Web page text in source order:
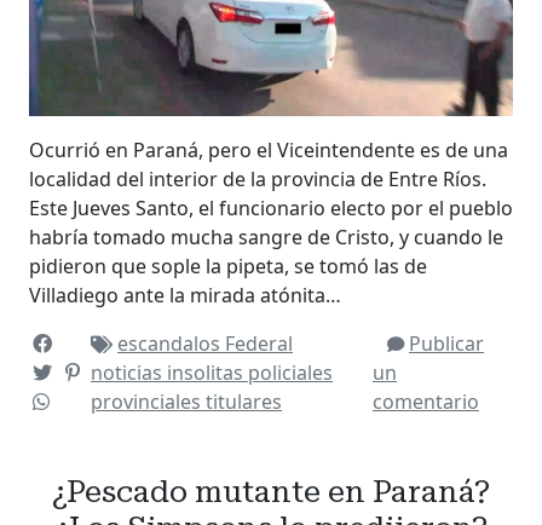
Ocurrió en Paraná, pero el Viceintendente es de una
localidad del interior de la provincia de Entre Ríos.
Este Jueves Santo, el funcionario electo por el pueblo
habría tomado mucha sangre de Cristo, y cuando le
pidieron que sople la pipeta, se tomó las de
Villadiego ante la mirada atónita…
escandalos Federal
noticias insolitas policiales
provincialestitulares
Publicar
un
comentario
¿Pescado mutante en Paraná?